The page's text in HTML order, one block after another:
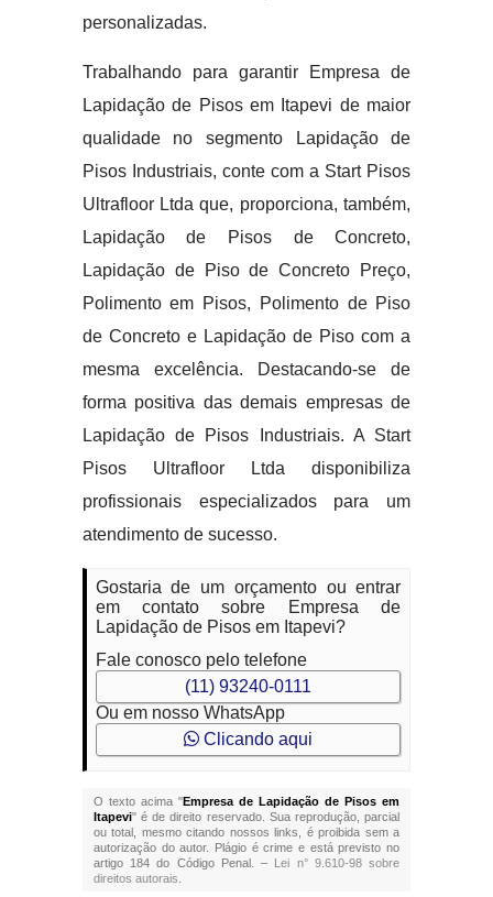
personalizadas.
Trabalhando para garantir Empresa de
Lapidação de Pisos em Itapevi de maior
qualidade no segmento Lapidação de
Pisos Industriais, conte com a Start Pisos
Ultrafloor Ltda que, proporciona, também,
Lapidação de Pisos de Concreto,
Lapidação de Piso de Concreto Preço,
Polimento em Pisos, Polimento de Piso
de Concreto e Lapidação de Piso com a
mesma excelência. Destacando-se de
forma positiva das demais empresas de
Lapidação de Pisos Industriais. A Start
Pisos Ultrafloor Ltda disponibiliza
profissionais especializados para um
atendimento de sucesso.
Gostaria de um orçamento ou entrar
em contato sobre Empresa de
Lapidação de Pisos em Itapevi?
Fale conosco pelo telefone
(11) 93240-0111
Ou em nosso WhatsApp
Clicando aqui
O texto acima "Empresa de Lapidação de Pisos em
Itapevi" é de direito reservado. Sua reprodução, parcial
ou total, mesmo citando nossos links, é proibida sem a
autorização do autor. Plágio é crime e está previsto no
artigo 184 do Código Penal. – Lei n° 9.610-98 sobre
direitos autorais